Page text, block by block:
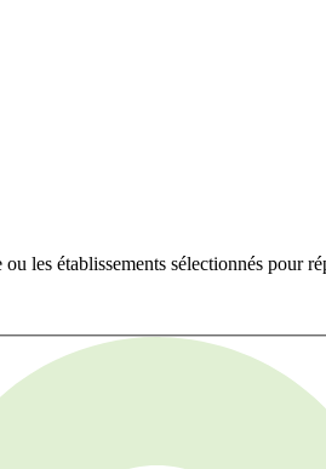
les établissements sélectionnés